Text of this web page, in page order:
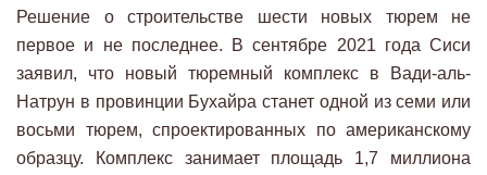
Решение о строительстве шести новых тюрем не
первое и не последнее. В сентябре 2021 года Сиси
заявил, что новый тюремный комплекс в Вади-аль-
Натрун в провинции Бухайра станет одной из семи или
восьми тюрем, спроектированных по американскому
образцу. Комплекс занимает площадь 1,7 миллиона